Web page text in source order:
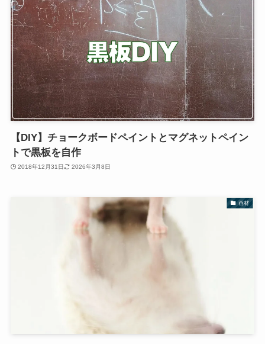
【DIY】チョークボードペイントとマグネットペイン
トで黒板を自作
2018年12月31日 2026年3月8日
画材